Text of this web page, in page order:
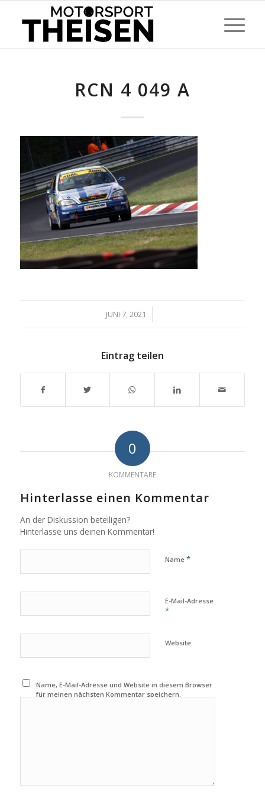
RCN 4 049 A
JUNI 7, 2021
/
Eintrag teilen
0
KOMMENTARE
Hinterlasse einen Kommentar
An der Diskussion beteiligen?
Hinterlasse uns deinen Kommentar!
Name *
E-Mail-Adresse
*
Website
Name, E-Mail-Adresse und Website in diesem Browser
für meinen nächsten Kommentar speichern.